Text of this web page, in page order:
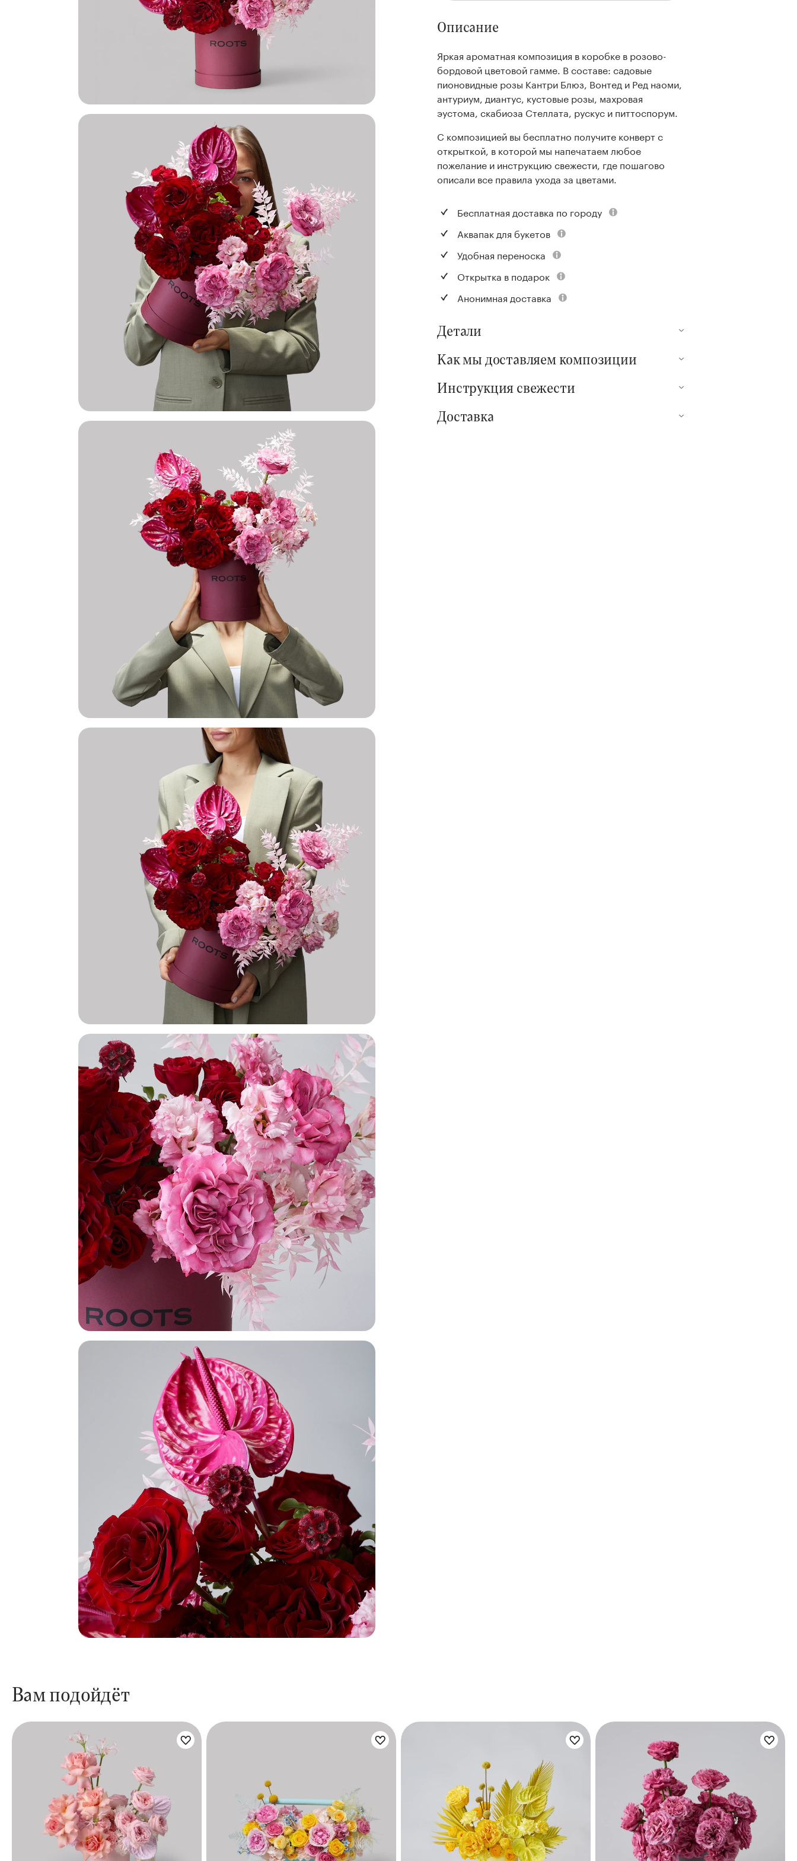
Описание
Яркая ароматная композиция в коробке в розово-
бордовой цветовой гамме. В составе: садовые
пионовидные розы Кантри Блюз, Вонтед и Ред наоми,
антуриум, диантус, кустовые розы, махровая
эустома, скабиоза Стеллата, рускус и питтоспорум.
С композицией вы бесплатно получите конверт с
открыткой, в которой мы напечатаем любое
пожелание и инструкцию свежести, где пошагово
описали все правила ухода за цветами.
Бесплатная доставка по городу
Аквапак для букетов
Удобная переноска
Открытка в подарок
Анонимная доставка
Детали
Как мы доставляем композиции
Инструкция свежести
Доставка
Вам подойдёт
Цветы букета: Цветы букета:
Цветы букета:
Цветы букета: